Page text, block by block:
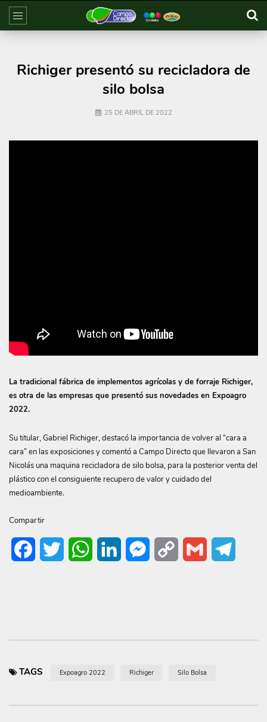
Richiger presentó su recicladora de
silo bolsa
25 DE ABRIL DE 2022
La tradicional fábrica de implementos agrícolas y de forraje Richiger,
es otra de las empresas que presentó sus novedades en Expoagro
2022.
Su titular, Gabriel Richiger, destacó la importancia de volver al “cara a
cara” en las exposiciones y comentó a Campo Directo que llevaron a San
Nicolás una maquina recicladora de silo bolsa, para la posterior venta del
plástico con el consiguiente recupero de valor y cuidado del
medioambiente.
Compartir
FacebookTwitter WhatsAppLinkedIn Messenger
Copy
Gmail
TAGS Expoagro 2022 Richiger Silo Bolsa